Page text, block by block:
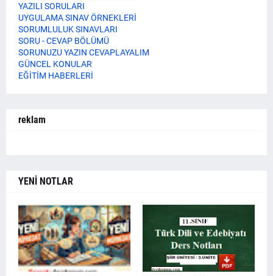
YAZILI SORULARI
UYGULAMA SINAV ÖRNEKLERİ
SORUMLULUK SINAVLARI
SORU - CEVAP BÖLÜMÜ
SORUNUZU YAZIN CEVAPLAYALIM
GÜNCEL KONULAR
EĞİTİM HABERLERİ
reklam
YENİ NOTLAR